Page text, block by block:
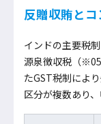
反贈収賄と
インドの主要税
源泉徴収税（
たGST税制によ
区分が複数あり